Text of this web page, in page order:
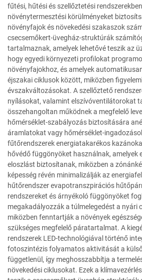
fűtési, hűtési és szellőztetési
növénytermesztési körülményeket
növényfajok és növekedési szakaszok
csecsemőkert-üvegház-struktúrák
tartalmaznak, amelyek lehetővé teszik az
hogy egyedi környezeti profilokat
növényfajokhoz, és amelyek
éjszakai ciklusok között, miközben
évszakváltozásokat. A szellőztető
nyílásokat, valamint elszívóventilátorokat
összehangoltan működnek a megfelelő
hőmérséklet-szabályozás biztosítására
áramlatokat vagy hőmérséklet-
fűtőrendszerek energiatakarékos
hővédő függönyöket használnak, amelyek
eloszlást biztosítanak, miközben a
képesség révén minimalizálják az
hűtőrendszer evapotranszpirációs
rendszereket és árnyékoló függönyöket
megakadályozzák a túlmelegedést a nyári
miközben fenntartják a növények
szükséges megfelelő páratartalmat. A
rendszerek LED-technológiával történő
fotoszintézis folyamatos aktivitását a
függetlenül, így meghosszabbítja a
növekedési ciklusokat. Ezek a